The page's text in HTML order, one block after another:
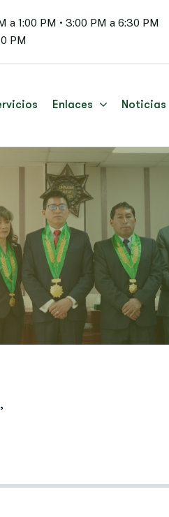
a 1:00 PM • 3:00 PM a 6:30 PM
PM
Enlaces Noticias